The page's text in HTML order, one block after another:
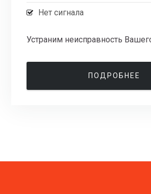
Нет сигнала
Устраним неисправность
ПОДРОБНЕЕ